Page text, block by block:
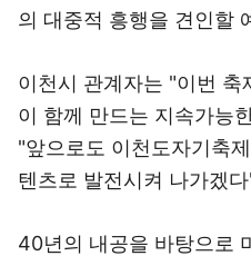
의 대중적 흥행을 견인할
이천시 관계자는 "이번 축
이 함께 만드는 지속가능
"앞으로도 이천도자기축
텐츠로 발전시켜 나가겠
40년의 내공을 바탕으로